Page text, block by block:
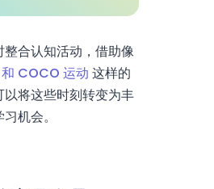
合认知活动，借助像
COCO 运动 这样的
将这些时刻转变为丰
机会。